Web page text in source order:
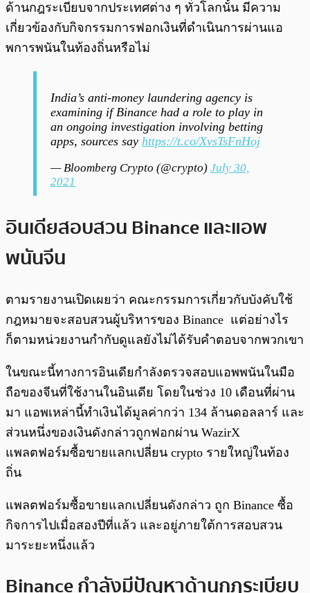
ด้านกฎระเบียบจากประเทศต่าง ๆ ทั่วโลกนั้น มีความ
เกี่ยวข้องกับกิจกรรมการฟอกเงินที่ดำเนินการผ่านแอ
พการพนันในท้องถิ่นหรือไม่
India’s anti-money laundering agency is
examining if Binance had a role to play in
an ongoing investigation involving betting
apps, sources say https://t.co/XvsTsFnHoj
— Bloomberg Crypto (@crypto) July 30,
2021
อินเดียสอบสวน Binance และแอพ
พนันจีน
ตามรายงานเปิดเผยว่า คณะกรรมการเกี่ยวกับบังคับใช้
กฎหมายจะสอบสวนผู้บริหารของ Binance แต่อย่างไร
ก็ตามหน่วยงานกำกับดูแลยังไม่ได้รับคำตอบจากพวกเขา
ในขณะนี้ทางการอินเดียกำลังตรวจสอบแอพพนันในมือ
ถือของจีนที่ใช้งานในอินเดีย โดยในช่วง 10 เดือนที่ผ่าน
มา แอพเหล่านี้ทำเงินได้มูลค่ากว่า 134 ล้านดอลลาร์ และ
ส่วนหนึ่งของเงินดังกล่าวถูกฟอกผ่าน WazirX
แพลตฟอร์มซื้อขายแลกเปลี่ยน crypto รายใหญ่ในท้อง
ถิ่น
แพลตฟอร์มซื้อขายแลกเปลี่ยนดังกล่าว ถูก Binance ซื้อ
กิจการไปเมื่อสองปีที่แล้ว และอยู่ภายใต้การสอบสวน
มาระยะหนึ่งแล้ว
Binance กำลังมีปัญหาด้านกฎระเบียบ